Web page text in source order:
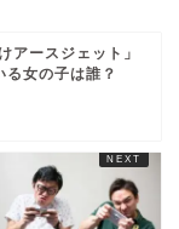
アースジェット」
女の子は誰？